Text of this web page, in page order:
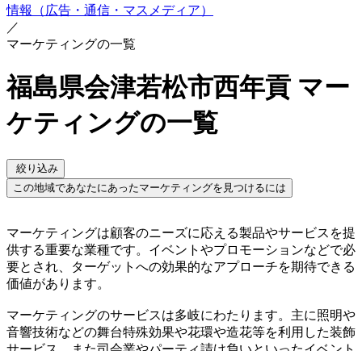
情報（広告・通信・マスメディア）
／
マーケティングの一覧
福島県会津若松市西年貢 マー
ケティングの一覧
絞り込み
この地域であなたにあったマーケティングを見つけるには
マーケティングは顧客のニーズに応える製品やサービスを提
供する重要な業種です。イベントやプロモーションなどで必
要とされ、ターゲットへの効果的なアプローチを期待できる
価値があります。
マーケティングのサービスは多岐にわたります。主に照明や
音響技術などの舞台特殊効果や花環や造花等を利用した装飾